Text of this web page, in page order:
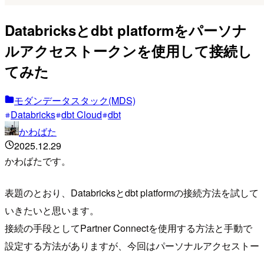
Databricksとdbt platformをパーソナ
ルアクセストークンを使用して接続し
てみた
モダンデータスタック(MDS)
Databricks dbt Cloud dbt
かわばた
2025.12.29
かわばたです。
表題のとおり、Databricksとdbt platformの接続方法を試して
いきたいと思います。
接続の手段としてPartner Connectを使用する方法と手動で
設定する方法がありますが、今回はパーソナルアクセストー